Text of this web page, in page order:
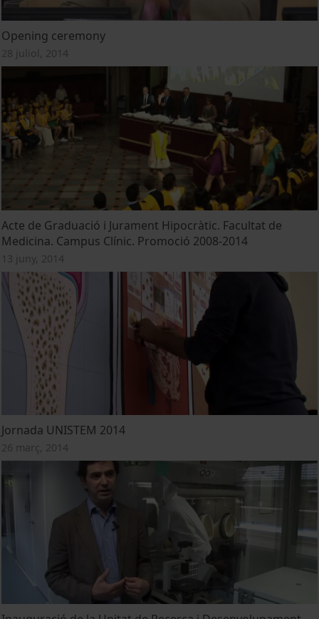
Opening ceremony
28 juliol, 2014
Acte de Graduació i Jurament Hipocràtic. Facultat de
Medicina. Campus Clínic. Promoció 2008-2014
13 juny, 2014
Jornada UNISTEM 2014
26 març, 2014